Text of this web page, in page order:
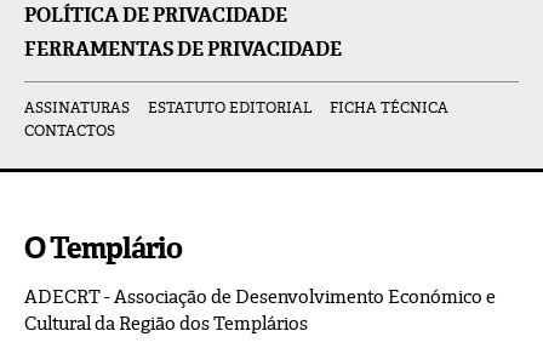
POLÍTICA DE PRIVACIDADE
FERRAMENTAS DE PRIVACIDADE
ASSINATURAS ESTATUTO EDITORIAL
FICHA TÉCNICA
CONTACTOS
O Templário
ADECRT - Associação de Desenvolvimento Económico e
Cultural da Região dos Templários